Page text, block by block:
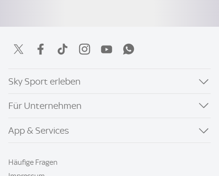
Sky Sport erleben
Für Unternehmen
App & Services
Häufige Fragen